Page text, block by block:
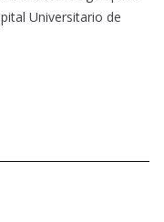
Universitario de